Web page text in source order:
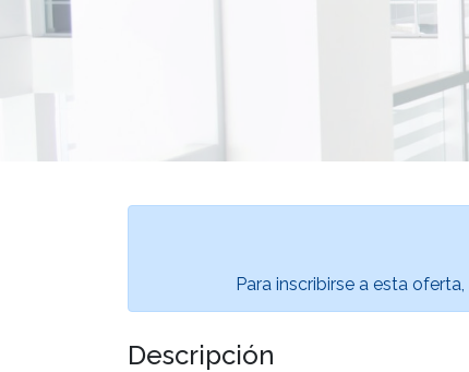
Para inscribirse a esta oferta,
Descripción